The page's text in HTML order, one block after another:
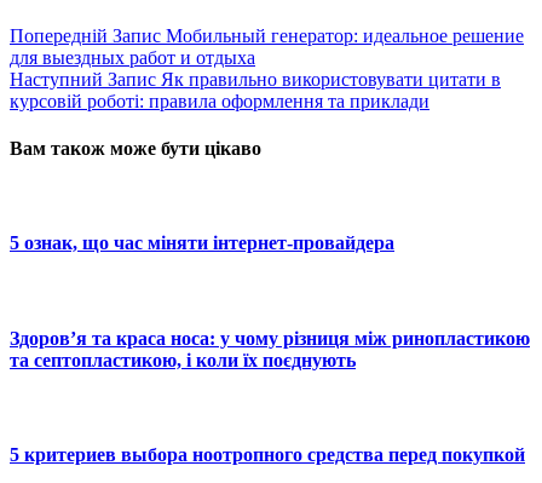
Попередній Запис Мобильный генератор: идеальное решение
для выездных работ и отдыха
Наступний Запис Як правильно використовувати цитати в
курсовій роботі: правила оформлення та приклади
Вам також може бути цікаво
5 ознак, що час міняти інтернет-провайдера
Здоров’я та краса носа: у чому різниця між ринопластикою
та септопластикою, і коли їх поєднують
5 критериев выбора ноотропного средства перед покупкой